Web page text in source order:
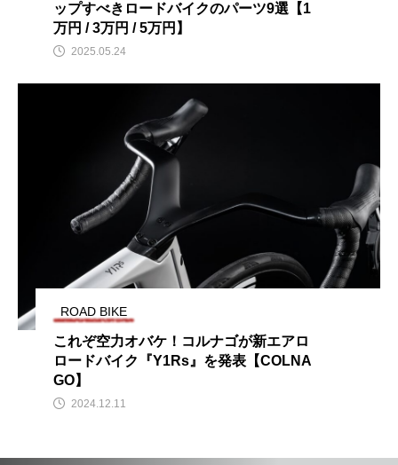
ップすべきロードバイクのパーツ9選【1
万円 / 3万円 / 5万円】
2025.05.24
ROAD BIKE
これぞ空力オバケ！コルナゴが新エアロ
ロードバイク『Y1Rs』を発表【COLNA
GO】
2024.12.11